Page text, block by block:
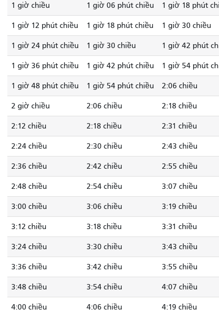
1 giờ chiều 1 giờ 06 phút chiều 1 giờ 18 phút
1 giờ 12 phút chiều 1 giờ 18 phút chiều 1 giờ 30 chiều
1 giờ 24 phút chiều 1 giờ 30 chiều 1 giờ 42 phút
1 giờ 36 phút chiều 1 giờ 42 phút chiều 1 giờ 54 phút
1 giờ 48 phút chiều 1 giờ 54 phút chiều 2:06 chiều
2 giờ chiều 2:06 chiều 2:18 chiều
2:12 chiều 2:18 chiều 2:31 chiều
2:24 chiều 2:30 chiều 2:43 chiều
2:36 chiều 2:42 chiều 2:55 chiều
2:48 chiều 2:54 chiều 3:07 chiều
3:00 chiều 3:06 chiều 3:19 chiều
3:12 chiều 3:18 chiều 3:31 chiều
3:24 chiều 3:30 chiều 3:43 chiều
3:36 chiều 3:42 chiều 3:55 chiều
3:48 chiều 3:54 chiều 4:07 chiều
4:00 chiều 4:06 chiều 4:19 chiều